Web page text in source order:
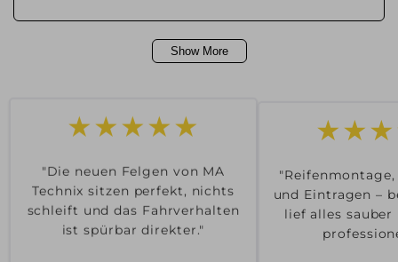
Show More
★★★★★
"Die neuen Felgen von MA
Technix sitzen perfekt, nichts
schleift und das Fahrverhalten
ist spürbar direkter."
und Eintragen –
lief alles